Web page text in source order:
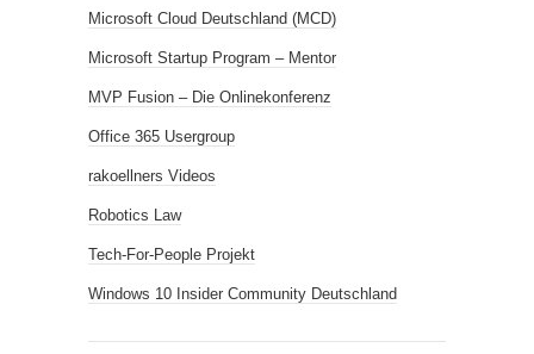
Microsoft Cloud Deutschland (MCD)
Microsoft Startup Program – Mentor
MVP Fusion – Die Onlinekonferenz
Office 365 Usergroup
rakoellners Videos
Robotics Law
Tech-For-People Projekt
Windows 10 Insider Community Deutschland